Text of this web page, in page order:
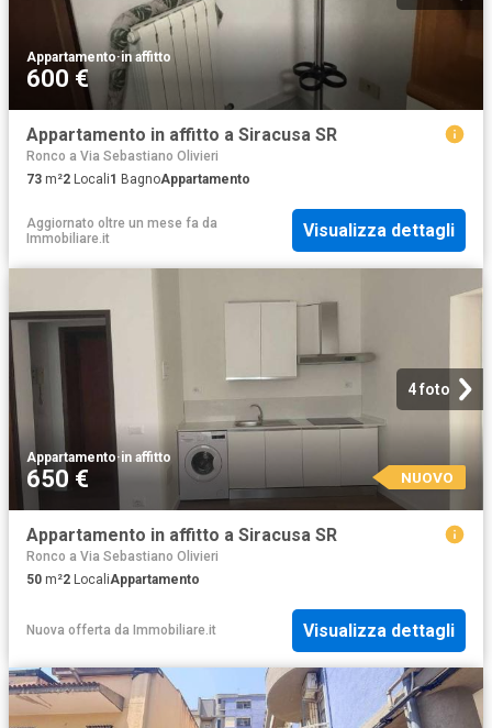
Appartamento·in affitto
600 €
Appartamento in affitto a Siracusa SR
Ronco a Via Sebastiano Olivieri
73 m²2 Locali1 BagnoAppartamento
Aggiornato oltre un mese fa da
Immobiliare.it
Visualizza dettagli
4 foto
Appartamento·in affitto
650 € NUOVO
Appartamento in affitto a Siracusa SR
Ronco a Via Sebastiano Olivieri
50 m²2 LocaliAppartamento
Nuova offerta da Immobiliare.it Visualizza dettagli